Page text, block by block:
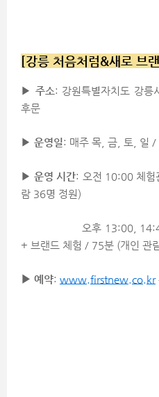
[강릉 처음처럼&새로 브
▶주소: 강원특별자치도 강릉
후문
▶ 운영일: 매주 목, 금, 토, 일 /
▶ 운영 시간: 오전 10:00 체험
람 36명 정원)
오후 13:00, 14:45,
+ 브랜드 체험 / 75분 (개인 관
▶ 예약: www.firstnew.co.kr